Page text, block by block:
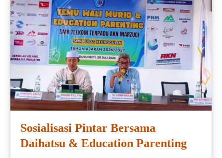
Sosialisasi Pintar Bersama
Daihatsu & Education Parenting